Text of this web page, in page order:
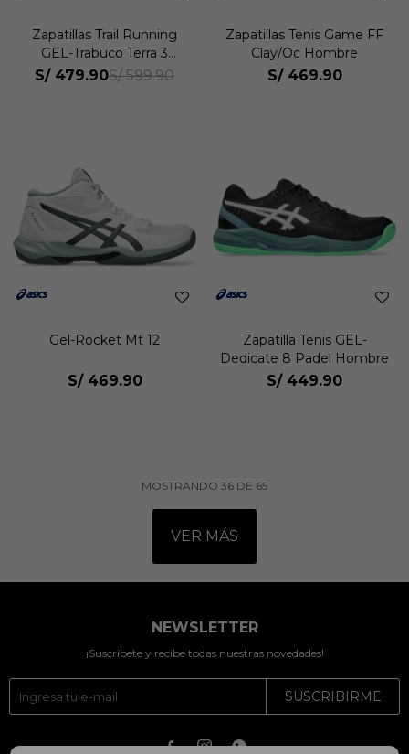
Zapatillas Trail Running
GEL-Trabuco Terra 3
Hombre
S/ 479.90S/ 599.90
Zapatillas Tenis Game FF
Clay/Oc Hombre
S/ 469.90
Gel-Rocket Mt 12
S/ 469.90
Zapatilla Tenis GEL-
Dedicate 8 Padel Hombre
S/ 449.90
MOSTRANDO 36 DE 65
VER MÁS
NEWSLETTER
¡Suscríbete y recibe todas nuestras novedades!
SUSCRIBIRME
  